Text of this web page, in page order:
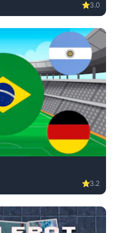
⭐3.0
puzzle game, no download
⭐3.2
online free. puzzle game, no